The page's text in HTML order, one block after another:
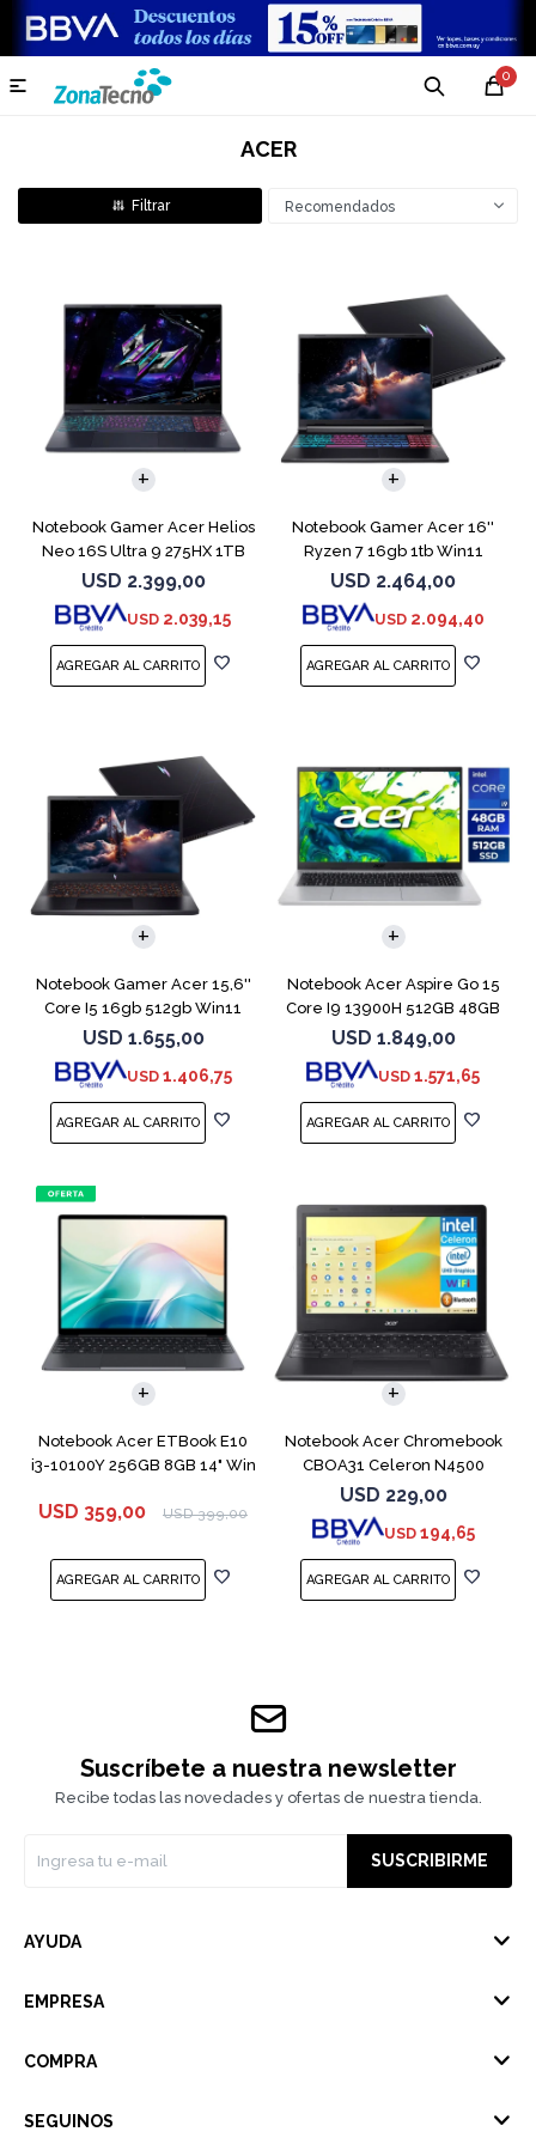
0

ACER
Recomendados
Notebook Gamer Acer Helios
Neo 16S Ultra 9 275HX 1TB
5060
USD 2.399,00
USD 2.039,15
Notebook Gamer Acer 16''
Ryzen 7 16gb 1tb Win11
Rtx5070
USD 2.464,00
USD 2.094,40
COMPARAR
Notebook Gamer Acer 15,6''
Core I5 16gb 512gb Win11
Rtx5050
USD 1.655,00
USD 1.406,75
COMPARAR
Notebook Acer Aspire Go 15
Core I9 13900H 512GB 48GB
15.6"
USD 1.849,00
USD 1.571,65
COMPARAR
Notebook Acer ETBook E10
i3-10100Y 256GB 8GB 14" Win
USD 359,00 USD 399,00
COMPARAR
Notebook Acer Chromebook
CBOA31 Celeron N4500
64GB 4GB 11.6"
USD 229,00
USD 194,65
COMPARAR
Suscríbete a nuestra newsletter
Recibe todas las novedades y ofertas de nuestra tienda.
SUSCRIBIRME
AYUDA
EMPRESA
COMPRA
SEGUINOS